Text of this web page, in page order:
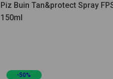
Piz Buin Tan&protect Spray
150ml
-50%